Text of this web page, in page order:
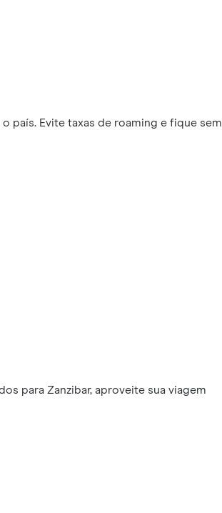
país. Evite taxas de roaming e fique
para Zanzibar, aproveite sua viagem